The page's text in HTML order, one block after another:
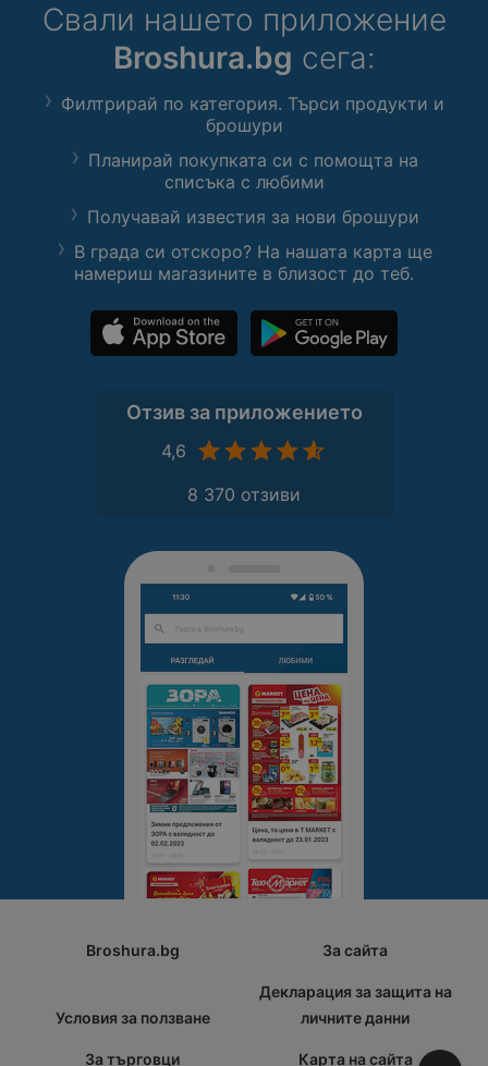
Свали нашето приложение
Broshura.bg сега:
Филтрирай по категория. Търси продукти и
брошури
Планирай покупката си с помощта на
списъка с любими
Получавай известия за нови брошури
В града си отскоро? На нашата карта ще
намериш магазините в близост до теб.
Отзив за приложението
4,6
8 370 отзиви
Broshura.bg За сайта
Условия за ползване
Декларация за защита на
личните данни
За търговци Карта на сайта